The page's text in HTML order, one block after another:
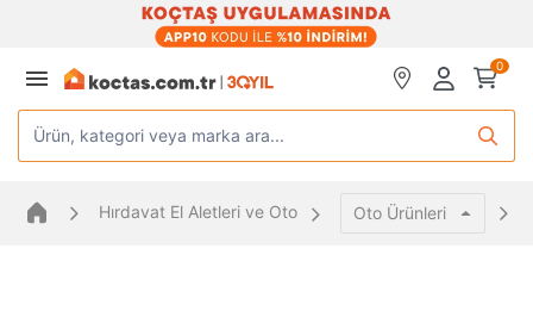
0
Ürün, kategori veya marka ara...
Hırdavat El Aletleri ve Oto Oto Ürünleri